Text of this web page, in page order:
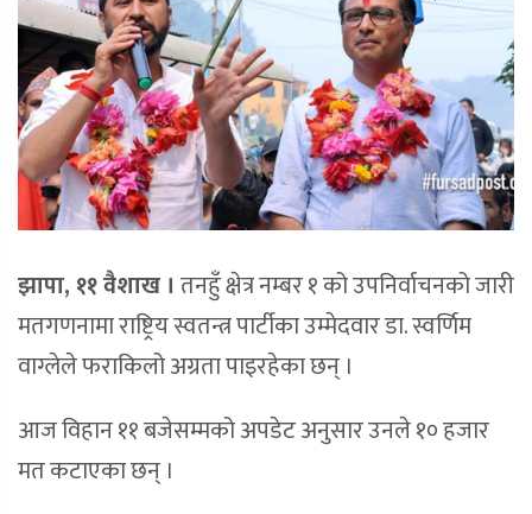
झापा, ११ वैशाख । तनहुँ क्षेत्र नम्बर १ को उपनिर्वाचनको जारी
मतगणनामा राष्ट्रिय स्वतन्त्र पार्टीका उम्मेदवार डा. स्वर्णिम
वाग्लेले फराकिलो अग्रता पाइरहेका छन् ।
आज विहान ११ बजेसम्मको अपडेट अनुसार उनले १० हजार
मत कटाएका छन् ।